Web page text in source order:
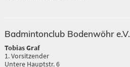
Badmintonclub Bodenwöhr e.V.
Tobias Graf
1. Vorsitzender
Untere Hauptstr. 6